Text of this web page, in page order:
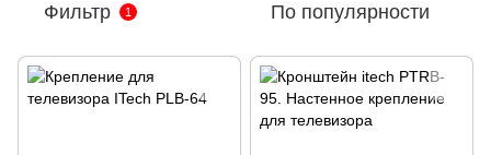
Фильтр 1 По популярности